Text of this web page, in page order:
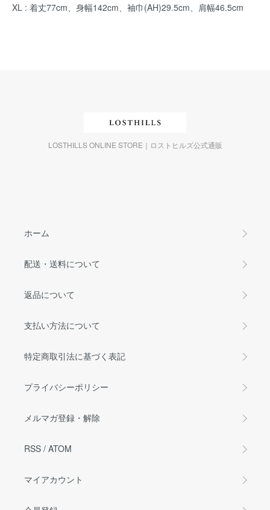
XL : 着丈77cm、身幅142cm、袖巾(AH)29.5cm、肩幅46.5cm
LOSTHILLS ONLINE STORE｜ロストヒルズ公式通販
ホーム
配送・送料について
返品について
支払い方法について
特定商取引法に基づく表記
プライバシーポリシー
メルマガ登録・解除
RSS / ATOM
マイアカウント